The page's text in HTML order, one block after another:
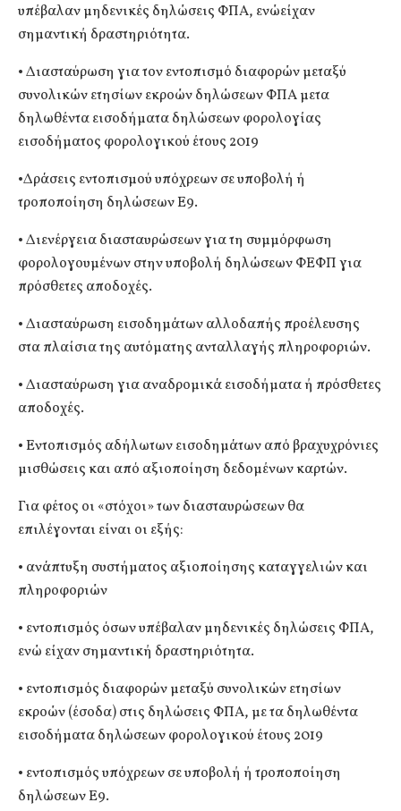
υπέβαλαν μηδενικές δηλώσεις ΦΠΑ, ενώείχαν
σημαντική δραστηριότητα.
• Διασταύρωση για τον εντοπισμό διαφορών μεταξύ
συνολικών ετησίων εκροών δηλώσεων ΦΠΑ μετα
δηλωθέντα εισοδήματα δηλώσεων φορολογίας
εισοδήματος φορολογικού έτους 2019
•Δράσεις εντοπισμού υπόχρεων σε υποβολή ή
τροποποίηση δηλώσεων Ε9.
• Διενέργεια διασταυρώσεων για τη συμμόρφωση
φορολογουμένων στην υποβολή δηλώσεων ΦΕΦΠ για
πρόσθετες αποδοχές.
• Διασταύρωση εισοδημάτων αλλοδαπής προέλευσης
στα πλαίσια της αυτόματης ανταλλαγής πληροφοριών.
• Διασταύρωση για αναδρομικά εισοδήματα ή πρόσθετες
αποδοχές.
• Εντοπισμός αδήλωτων εισοδημάτων από βραχυχρόνιες
μισθώσεις και από αξιοποίηση δεδομένων καρτών.
Για φέτος οι «στόχοι» των διασταυρώσεων θα
επιλέγονται είναι οι εξής:
• ανάπτυξη συστήματος αξιοποίησης καταγγελιών και
πληροφοριών
• εντοπισμός όσων υπέβαλαν μηδενικές δηλώσεις ΦΠΑ,
ενώ είχαν σημαντική δραστηριότητα.
• εντοπισμός διαφορών μεταξύ συνολικών ετησίων
εκροών (έσοδα) στις δηλώσεις ΦΠΑ, με τα δηλωθέντα
εισοδήματα δηλώσεων φορολογικού έτους 2019
• εντοπισμός υπόχρεων σε υποβολή ή τροποποίηση
δηλώσεων Ε9.